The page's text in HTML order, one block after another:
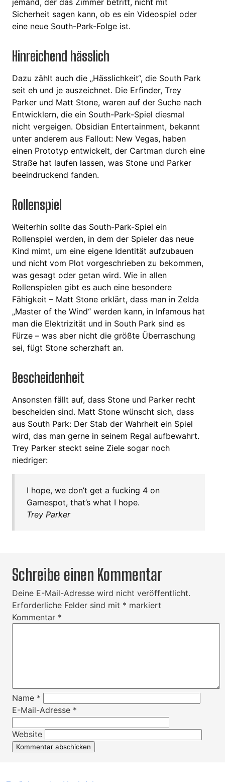
jemand, der das Zimmer betritt, nicht mit
Sicherheit sagen kann, ob es ein Videospiel oder
eine neue South-Park-Folge ist.
Hinreichend hässlich
Dazu zählt auch die „Hässlichkeit“, die South Park
seit eh und je auszeichnet. Die Erfinder, Trey
Parker und Matt Stone, waren auf der Suche nach
Entwicklern, die ein South-Park-Spiel diesmal
nicht vergeigen. Obsidian Entertainment, bekannt
unter anderem aus Fallout: New Vegas, haben
einen Prototyp entwickelt, der Cartman durch eine
Straße hat laufen lassen, was Stone und Parker
beeindruckend fanden.
Rollenspiel
Weiterhin sollte das South-Park-Spiel ein
Rollenspiel werden, in dem der Spieler das neue
Kind mimt, um eine eigene Identität aufzubauen
und nicht vom Plot vorgeschrieben zu bekommen,
was gesagt oder getan wird. Wie in allen
Rollenspielen gibt es auch eine besondere
Fähigkeit – Matt Stone erklärt, dass man in Zelda
„Master of the Wind“ werden kann, in Infamous hat
man die Elektrizität und in South Park sind es
Fürze – was aber nicht die größte Überraschung
sei, fügt Stone scherzhaft an.
Bescheidenheit
Ansonsten fällt auf, dass Stone und Parker recht
bescheiden sind. Matt Stone wünscht sich, dass
aus South Park: Der Stab der Wahrheit ein Spiel
wird, das man gerne in seinem Regal aufbewahrt.
Trey Parker steckt seine Ziele sogar noch
niedriger:
I hope, we don’t get a fucking 4 on
Gamespot, that’s what I hope.
Trey Parker
Schreibe einen Kommentar
Deine E-Mail-Adresse wird nicht veröffentlicht.
Erforderliche Felder sind mit * markiert
Kommentar *
Name *
E-Mail-Adresse *
Website